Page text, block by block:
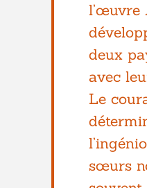
l’œuvre
deux
avec
Le
sœurs